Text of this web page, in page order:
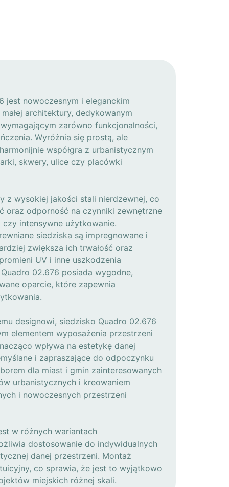
jest nowoczesnym i eleganckim
architektury, dedykowanym
zarówno funkcjonalności,
Wyróżnia się prostą, ale
współgra z urbanistycznym
skwery, ulice czy placówki
z wysokiej jakości stali nierdzewnej, co
oraz odporność na czynniki zewnętrzne
intensywne użytkowanie.
siedziska są impregnowane i
zwiększa ich trwałość oraz
UV i inne uszkodzenia
02.676 posiada wygodne,
oparcie, które zapewnia
designowi, siedzisko Quadro 02.676
elementem wyposażenia przestrzeni
wpływa na estetykę danej
i zapraszające do odpoczynku
dla miast i gmin zainteresowanych
urbanistycznych i kreowaniem
i nowoczesnych przestrzeni
w różnych wariantach
dostosowanie do indywidualnych
danej przestrzeni. Montaż
co sprawia, że jest to wyjątkowo
miejskich różnej skali.